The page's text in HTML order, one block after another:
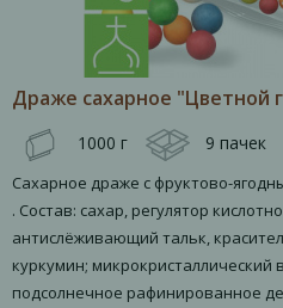
Драже сахарное "Цветной
1000 г 9 пачек
Сахарное драже с фруктово-
. Состав: сахар, регулятор
антислёживающий тальк,
куркумин; микрокристаллический
подсолнечное рафинированное